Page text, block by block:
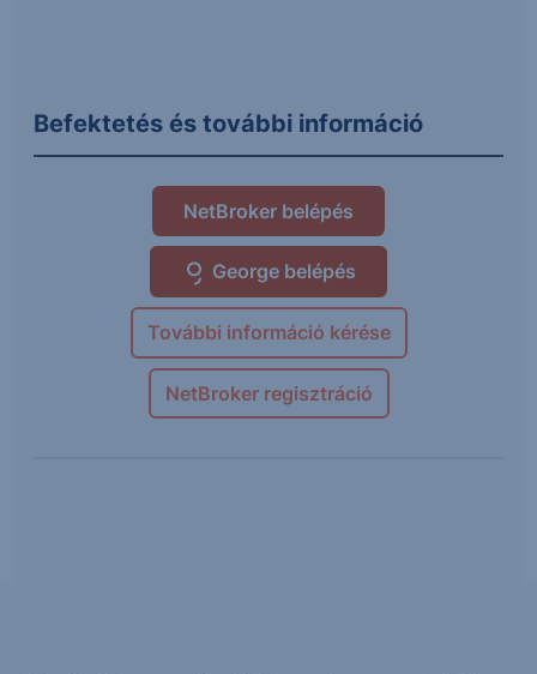
Befektetés és további információ
NetBroker belépés
George belépés
További információ kérése
NetBroker regisztráció